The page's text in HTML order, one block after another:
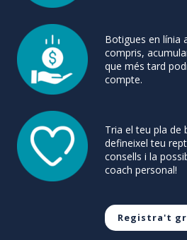
Botigues en línia
compris,
que més tard
compte.
Tria el teu pla de
defineixel teu
consells i la
coach personal!
Registra't